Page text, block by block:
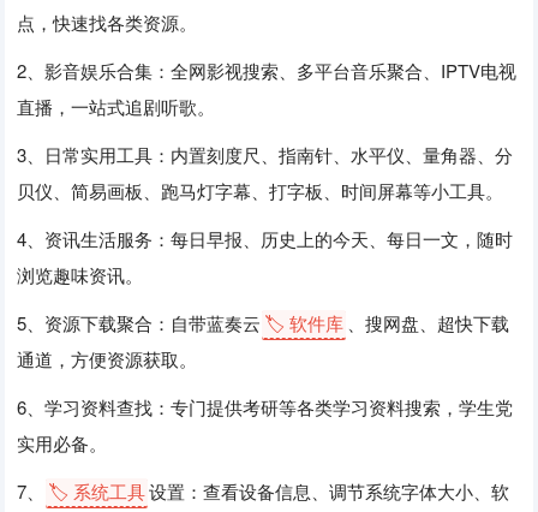
点，快速找各类资源。
2、影音娱乐合集：全网影视搜索、多平台音乐聚合、IPTV电视
直播，一站式追剧听歌。
3、日常实用工具：内置刻度尺、指南针、水平仪、量角器、分
贝仪、简易画板、跑马灯字幕、打字板、时间屏幕等小工具。
4、资讯生活服务：每日早报、历史上的今天、每日一文，随时
浏览趣味资讯。
5、资源下载聚合：自带蓝奏云 🏷️ 软件库
、搜网盘、超快下载
通道，方便资源获取。
6、学习资料查找：专门提供考研等各类学习资料搜索，学生党
实用必备。
7、
🏷️ 系统工具设置：查看设备信息、调节系统字体大小、软